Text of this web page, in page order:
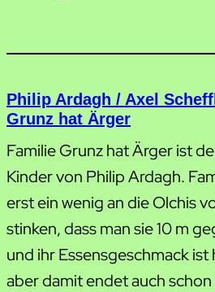
Philip Ardagh / Axel
Grunz hat Ärger
Familie Grunz hat Ärger ist
Kinder von Philip Ardagh.
erst ein wenig an die Olchis
stinken, dass man sie 10 m
und ihr Essensgeschmack
aber damit endet auch